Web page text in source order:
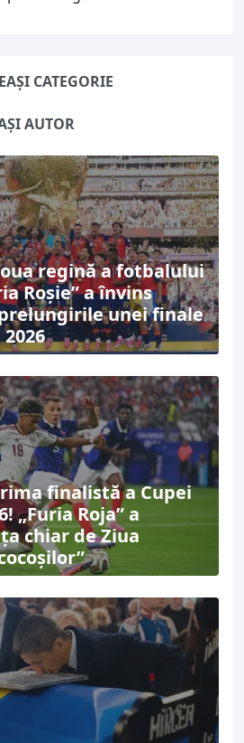
DIN ACEEAȘI CATEGORIE
ARTICOLE DE ACELAȘI AUTOR
regină a fotbalului
Roșie” a învins
unei finale
finalistă a Cupei
„Furia Roja” a
chiar de Ziua